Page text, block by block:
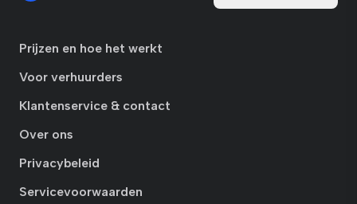
Prijzen en hoe het werkt
Voor verhuurders
Klantenservice & contact
Over ons
Privacybeleid
Servicevoorwaarden